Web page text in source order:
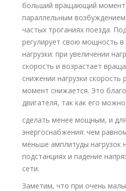
больший вращающий
параллельным
частых троганиях поезда.
регулирует свою мощность в
нагрузки: при увеличении
скорость и возрастает
снижении нагрузки
момент снижается. Это
двигателя, так как его можно
сделать менее мощным, и
энергоснабжения: чем
меньше амплитуды нагрузок
подстанциях и падение
сети.
Заметим, что при очень